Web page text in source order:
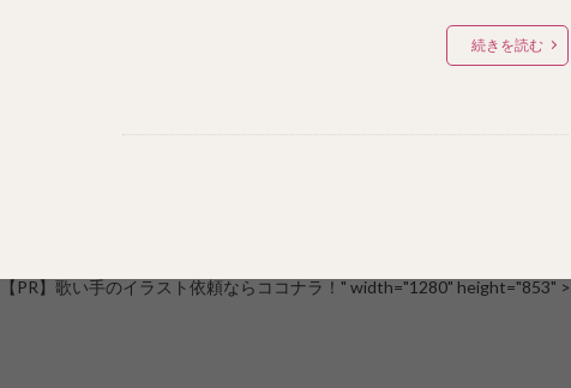
続きを読む
【PR】歌い手のイラスト依頼ならココナラ！" width="1280" height="853" >